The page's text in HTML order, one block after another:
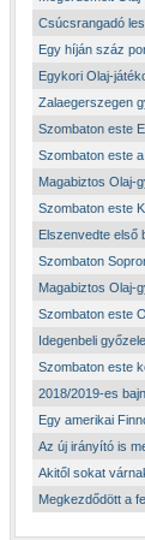
Csúcsrangadó
Egy híján száz
Egykori Olaj-
Zalaegerszegen
Szombaton este
Szombaton este
Magabiztos Olaj-
Szombaton este
Elszenvedte első
Szombaton
Magabiztos Olaj-
Szombaton este
Idegenbeli
Szombaton este
2018/2019-es
Egy amerikai
Az új irányító is
Akitől sokat
Megkezdődött a